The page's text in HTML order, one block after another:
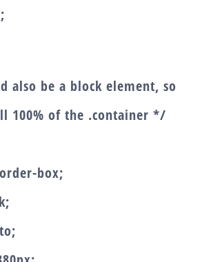
also be a block element, so
of the .container */
box;